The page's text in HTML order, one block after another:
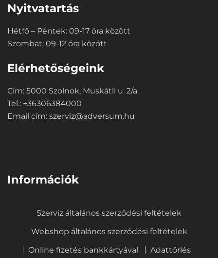
Nyitvatartás
Hétfő – Péntek: 09-17 óra között
Szombat: 09-12 óra között
Elérhetőségeink
Cím: 5000 Szolnok, Muskátli u. 2/a
Tel.: +36306384000
Email cím: szerviz@adversum.hu
Információk
Szerviz általános szerződési feltételek
Webshop általános szerződési feltételek
Online fizetés bankkártyával
Adattörlés